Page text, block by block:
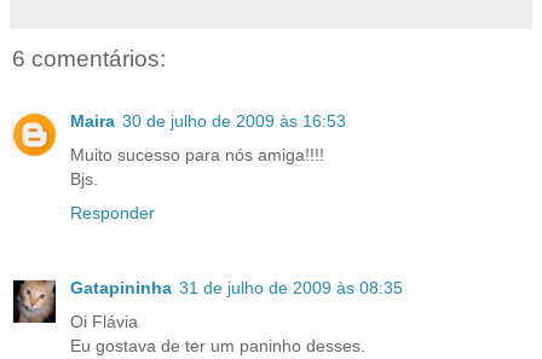
6 comentários:
Maira 30 de julho de 2009 às 16:53
Muito sucesso para nós amiga!!!!
Bjs.
Responder
Gatapininha 31 de julho de 2009 às 08:35
Oi Flávia
Eu gostava de ter um paninho desses.